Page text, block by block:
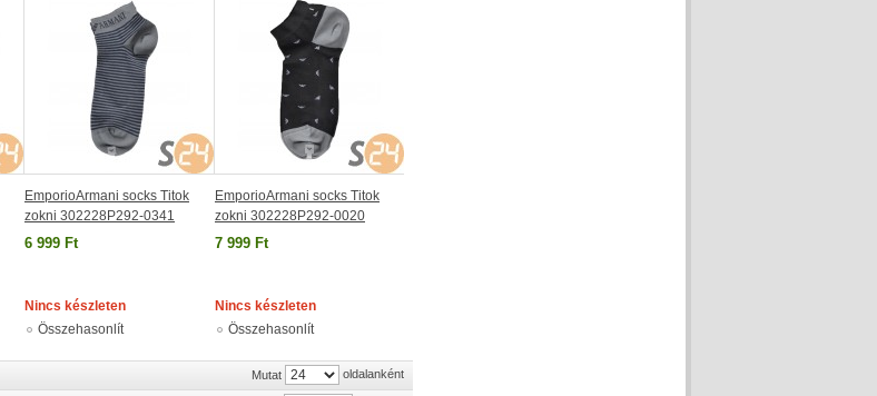
EmporioArmani socks Titok
zokni 302228P292-0341
6 999 Ft
Nincs készleten
Összehasonlít
EmporioArmani socks Titok
zokni 302228P292-0020
7 999 Ft
Nincs készleten
Összehasonlít
Mutat oldalanként